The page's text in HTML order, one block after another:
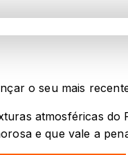
o seu mais
atmosféricas
e que vale a